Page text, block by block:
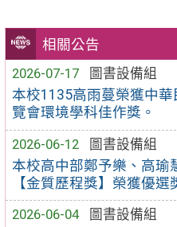
相關公告
2026-07-17
圖書設備組
本校1135高雨蔓榮獲中
覽會環境學科佳作獎。
2026-06-12
圖書設備組
本校高中部鄭予樂、高瑜
【金質歷程獎】榮獲優選
2026-06-04
圖書設備組